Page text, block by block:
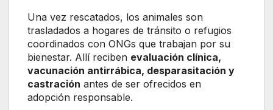
Una vez rescatados, los animales son
trasladados a hogares de tránsito o refugios
coordinados con ONGs que trabajan por su
bienestar. Allí reciben evaluación clínica,
vacunación antirrábica, desparasitación y
castración antes de ser ofrecidos en
adopción responsable.